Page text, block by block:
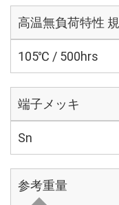
高温無負荷特性
105℃ / 500hrs
端子メッキ
Sn
参考重量